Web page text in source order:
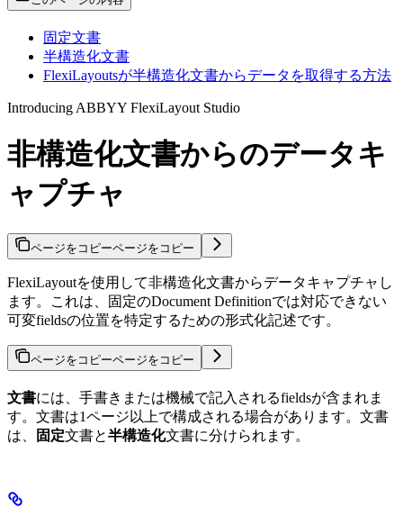
固定文書
半構造化文書
FlexiLayoutsが半構造化文書からデータを取得する方法
Introducing ABBYY FlexiLayout Studio
非構造化文書からのデータキ
ャプチャ
ページをコピーページをコピー
FlexiLayoutを使用して非構造化文書からデータキャプチャし
ます。これは、固定のDocument Definitionでは対応できない
可変fieldsの位置を特定するための形式化記述です。
ページをコピーページをコピー
文書には、手書きまたは機械で記入されるfieldsが含まれま
す。文書は1ページ以上で構成される場合があります。文書
は、
固定文書と半構造化文書に分けられます。